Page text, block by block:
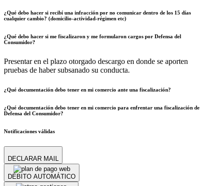
¿Qué debo hacer si recibí una infracción por no comunicar dentro de los 15 días
cualquier cambio? (domicilio-actividad-régimen etc)
¿Qué debo hacer si me fiscalizaron y me formularon cargos por Defensa del
Consumidor?
Presentar en el plazo otorgado descargo en donde se aporten
pruebas de haber subsanado su conducta.
¿Qué documentación debo tener en mi comercio ante una fiscalización?
¿Qué documentación debo tener en mi comercio para enfrentar una fiscalización de
Defensa del Consumidor?
Notificaciones válidas
DECLARAR MAIL
DÉBITO AUTOMÁTICO